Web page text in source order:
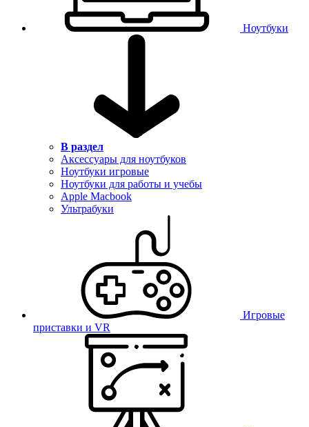
Ноутбуки
В раздел
Аксессуары для ноутбуков
Ноутбуки игровые
Ноутбуки для работы и учебы
Apple Macbook
Ультрабуки
Игровые
приставки и VR